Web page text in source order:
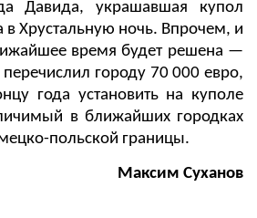
Давида, украшавшая купол
в Хрустальную ночь. Впрочем, и
время будет решена —
городу 70 000 евро,
года установить на куполе
в ближайших городках
польской границы.
Максим Суханов